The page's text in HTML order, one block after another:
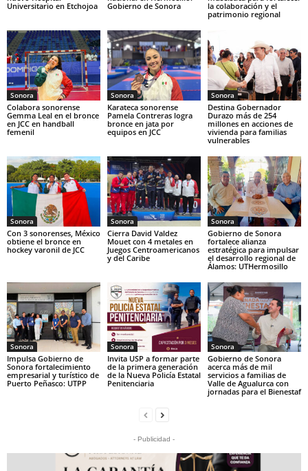
Universitario en Etchojoa
Gobierno de Sonora
la colaboración y el
patrimonio regional
Sonora
Colabora sonorense
Gemma Leal en el bronce
en JCC en handball
femenil
Sonora
Karateca sonorense
Pamela Contreras logra
bronce en jata por
equipos en JCC
Sonora
Destina Gobernador
Durazo más de 254
millones en acciones de
vivienda para familias
vulnerables
Sonora
Con 3 sonorenses, México
obtiene el bronce en
hockey varonil de JCC
Sonora
Cierra David Valdez
Mouet con 4 metales en
Juegos Centroamericanos
y del Caribe
Sonora
Gobierno de Sonora
fortalece alianza
estratégica para impulsar
el desarrollo regional de
Álamos: UTHermosillo
Sonora
Impulsa Gobierno de
Sonora fortalecimiento
empresarial y turístico de
Puerto Peñasco: UTPP
Sonora
Invita USP a formar parte
de la primera generación
de la Nueva Policía Estatal
Penitenciaria
Sonora
Gobierno de Sonora
acerca más de mil
servicios a familias de
Valle de Agualurca con
jornadas para el Bienestaf
- Publicidad -